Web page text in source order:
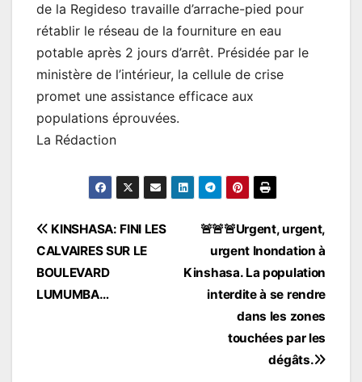
de la Regideso travaille d’arrache-pied pour
rétablir le réseau de la fourniture en eau
potable après 2 jours d’arrêt. Présidée par le
ministère de l’intérieur, la cellule de crise
promet une assistance efficace aux
populations éprouvées.
La Rédaction
Navigation
de
l’article
🚨🚨🚨Urgent, urgent,
urgent Inondation à
Kinshasa. La population
interdite à se rendre
dans les zones
touchées par les
dégâts.
KINSHASA: FINI LES
CALVAIRES SUR LE
BOULEVARD
LUMUMBA…